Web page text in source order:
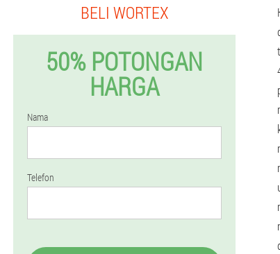
BELI WORTEX
50% POTONGAN
HARGA
Nama
Telefon